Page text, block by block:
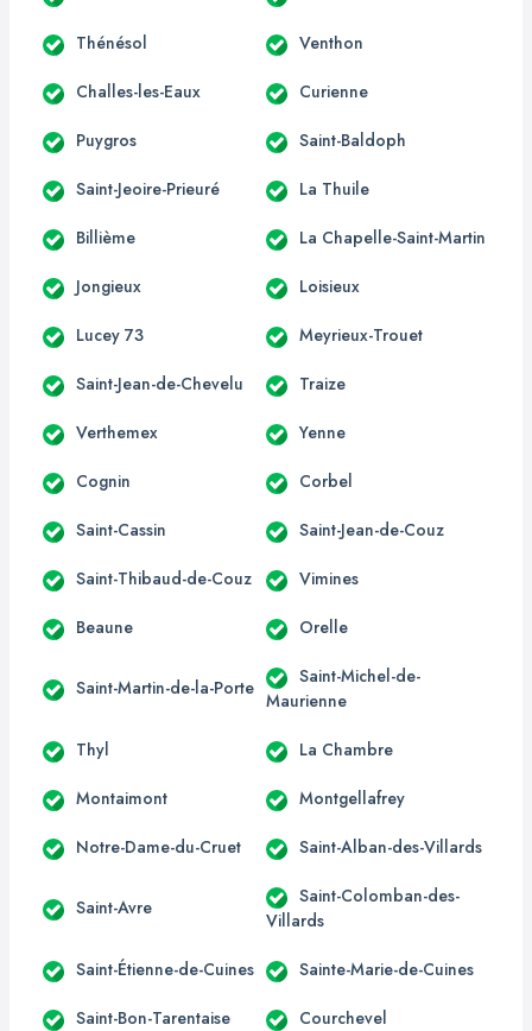
Thénésol Venthon
Challes-les-Eaux Curienne
Puygros Saint-Baldoph
Saint-Jeoire-Prieuré La Thuile
Billième La Chapelle-Saint-Martin
Jongieux Loisieux
Lucey 73 Meyrieux-Trouet
Saint-Jean-de-Chevelu Traize
Verthemex Yenne
Cognin Corbel
Saint-Cassin Saint-Jean-de-Couz
Saint-Thibaud-de-Couz Vimines
Beaune Orelle
Saint-Martin-de-la-Porte
Saint-Michel-de-
Maurienne
Thyl La Chambre
Montaimont Montgellafrey
Notre-Dame-du-Cruet Saint-Alban-des-Villards
Saint-Avre
Saint-Colomban-des-
Villards
Saint-Étienne-de-Cuines Sainte-Marie-de-Cuines
Saint-Bon-Tarentaise Courchevel